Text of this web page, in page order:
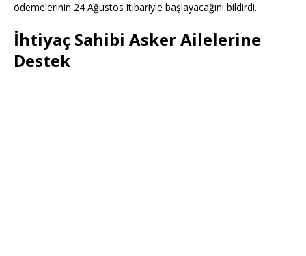
ödemelerinin 24 Ağustos itibariyle başlayacağını bildirdi.
İhtiyaç Sahibi Asker Ailelerine
Destek